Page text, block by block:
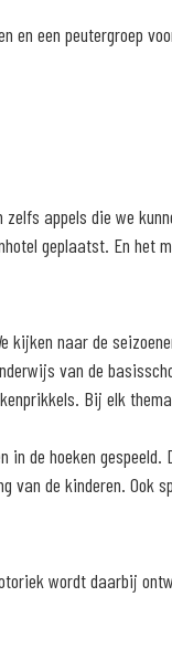
en een peutergroep
appels die we
geplaatst. En het
kijken naar de
van de
Bij elk
de hoeken gespeeld.
van de kinderen. Ook
wordt daarbij